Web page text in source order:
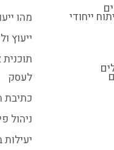
ייחודי
מהו
ייעוץ
לעסק
כתיבת
ניהול